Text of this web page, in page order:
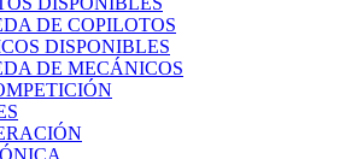
DE COPILOTOS
DISPONIBLES
DE MECÁNICOS